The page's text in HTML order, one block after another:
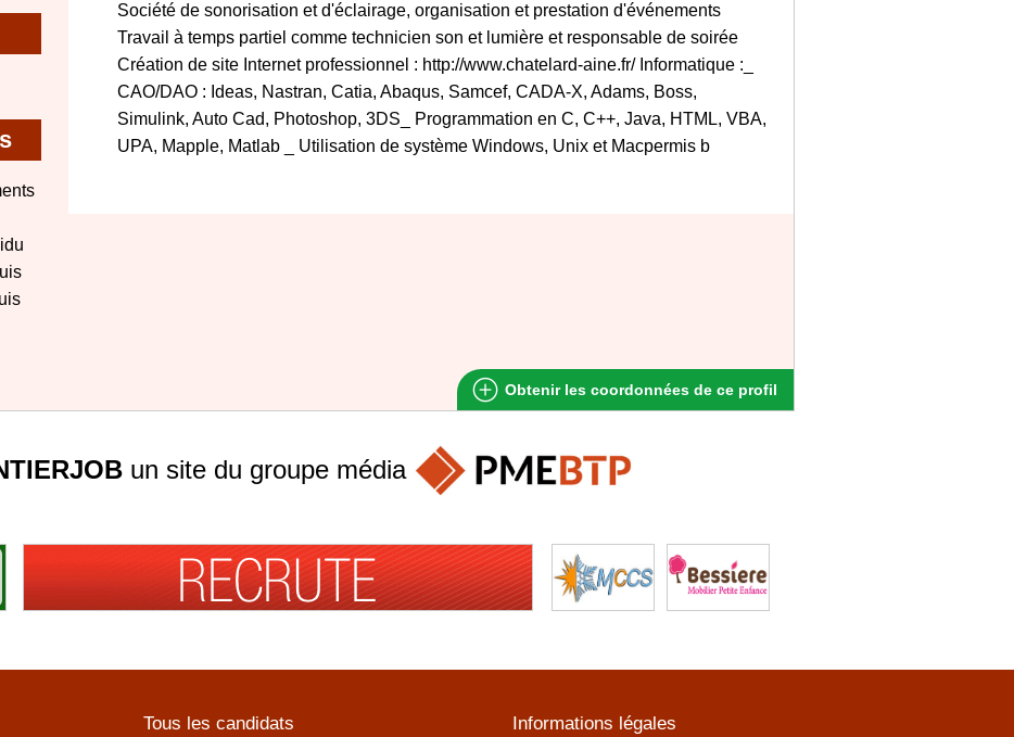
Société de sonorisation et d'éclairage, organisation et prestation d'événements
Travail à temps partiel comme technicien son et lumière et responsable de soirée
Création de site Internet professionnel : http://www.chatelard-aine.fr/ Informatique :_
CAO/DAO : Ideas, Nastran, Catia, Abaqus, Samcef, CADA-X, Adams, Boss,
Simulink, Auto Cad, Photoshop, 3DS_ Programmation en C, C++, Java, HTML, VBA,
UPA, Mapple, Matlab _ Utilisation de système Windows, Unix et Macpermis b
Obtenir les coordonnées de ce profil
un site du groupe média
Tous les candidats Informations légales